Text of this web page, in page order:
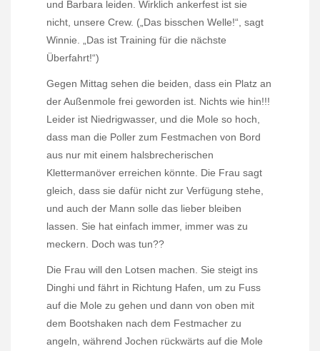
und Barbara leiden. Wirklich ankerfest ist sie
nicht, unsere Crew. („Das bisschen Welle!“, sagt
Winnie. „Das ist Training für die nächste
Überfahrt!“)
Gegen Mittag sehen die beiden, dass ein Platz an
der Außenmole frei geworden ist. Nichts wie hin!!!
Leider ist Niedrigwasser, und die Mole so hoch,
dass man die Poller zum Festmachen von Bord
aus nur mit einem halsbrecherischen
Klettermanöver erreichen könnte. Die Frau sagt
gleich, dass sie dafür nicht zur Verfügung stehe,
und auch der Mann solle das lieber bleiben
lassen. Sie hat einfach immer, immer was zu
meckern. Doch was tun??
Die Frau will den Lotsen machen. Sie steigt ins
Dinghi und fährt in Richtung Hafen, um zu Fuss
auf die Mole zu gehen und dann von oben mit
dem Bootshaken nach dem Festmacher zu
angeln, während Jochen rückwärts auf die Mole